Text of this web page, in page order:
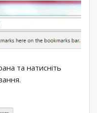
та натисніть